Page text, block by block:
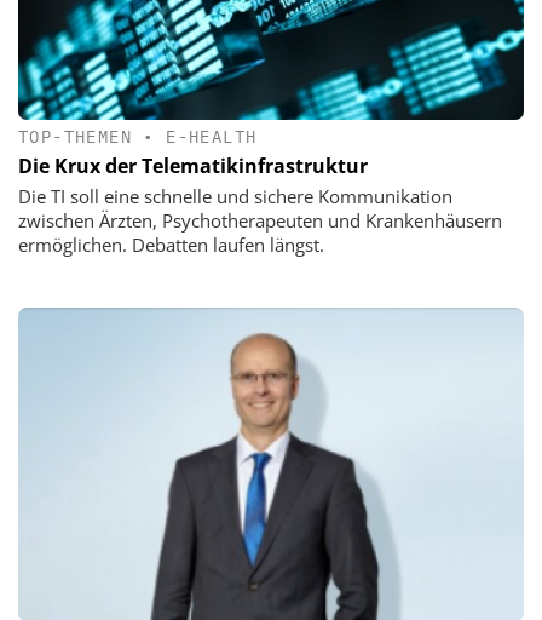
TOP-THEMEN • E-HEALTH
Die Krux der Telematikinfrastruktur
Die TI soll eine schnelle und sichere Kommunikation
zwischen Ärzten, Psychotherapeuten und Krankenhäusern
ermöglichen. Debatten laufen längst.